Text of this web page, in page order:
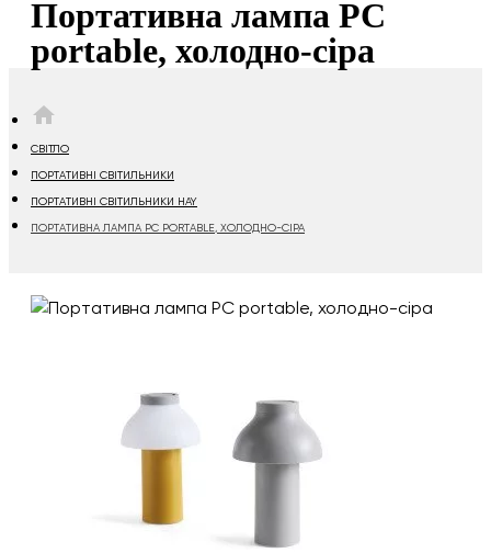
Портативна лампа PC
portable, холодно-сіра
СВІТЛО
ПОРТАТИВНІ СВІТИЛЬНИКИ
ПОРТАТИВНІ СВІТИЛЬНИКИ HAY
ПОРТАТИВНА ЛАМПА PC PORTABLE, ХОЛОДНО-СІРА